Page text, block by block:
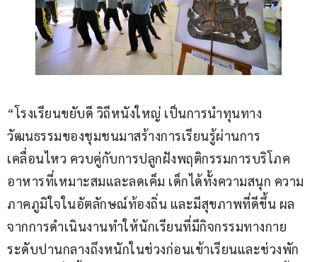
“โรงเรียนขยับดี วิถีหนังใหญ่ เป็นการนำทุนทาง
วัฒนธรรมของชุมชนมาสร้างการเรียนรู้ผ่านการ
เคลื่อนไหว ควบคู่กับการปลูกฝังพฤติกรรมการบริโภค
อาหารที่เหมาะสมและลดเค็ม เด็กได้ทั้งความสนุก ความ
ภาคภูมิใจในอัตลักษณ์ท้องถิ่น และมีสุขภาพที่ดีขึ้น ผล
จากการดำเนินงานทำให้นักเรียนที่มีกิจกรรมทางกาย
ระดับปานกลางถึงหนักในช่วงก่อนเข้าเรียนและช่วงพัก